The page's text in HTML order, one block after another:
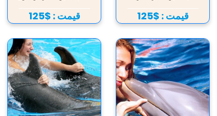
قیمت : $125 قیمت : $125